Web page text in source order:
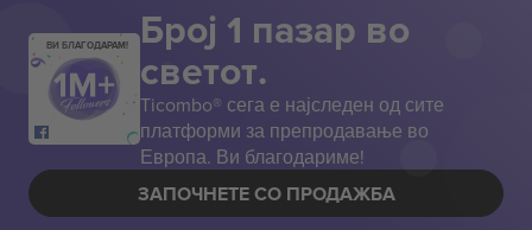
ВИ БЛАГОДАРАМ! Број 1 пазар во
светот.
Ticombo® сега е најследен од сите
платформи за препродавање во
Европа. Ви благодариме!
ЗАПОЧНЕТЕ СО ПРОДАЖБА